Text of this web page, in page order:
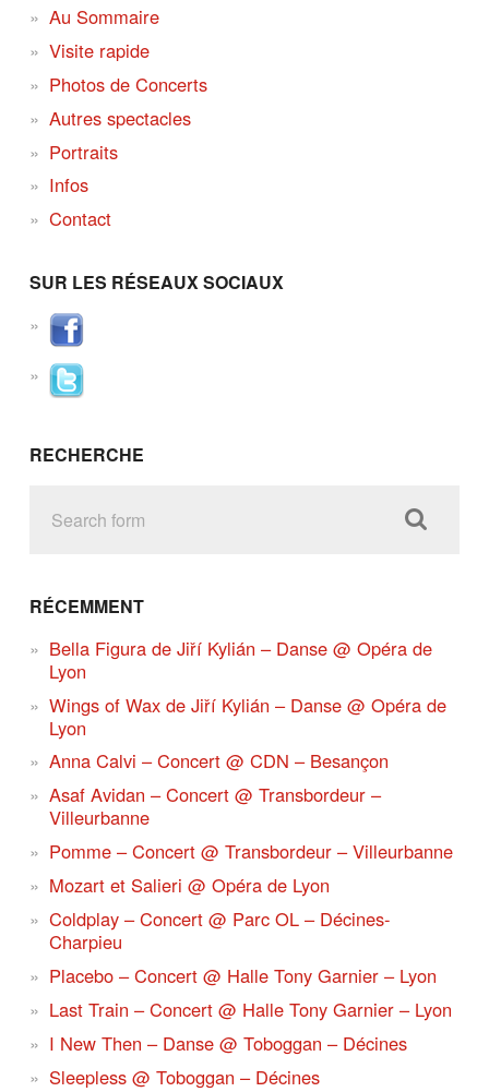
Au Sommaire
Visite rapide
Photos de Concerts
Autres spectacles
Portraits
Infos
Contact
SUR LES RÉSEAUX SOCIAUX
RECHERCHE
RÉCEMMENT
Bella Figura de Jiří Kylián – Danse @ Opéra de
Lyon
Wings of Wax de Jiří Kylián – Danse @ Opéra de
Lyon
Anna Calvi – Concert @ CDN – Besançon
Asaf Avidan – Concert @ Transbordeur –
Villeurbanne
Pomme – Concert @ Transbordeur – Villeurbanne
Mozart et Salieri @ Opéra de Lyon
Coldplay – Concert @ Parc OL – Décines-
Charpieu
Placebo – Concert @ Halle Tony Garnier – Lyon
Last Train – Concert @ Halle Tony Garnier – Lyon
I New Then – Danse @ Toboggan – Décines
Sleepless @ Toboggan – Décines